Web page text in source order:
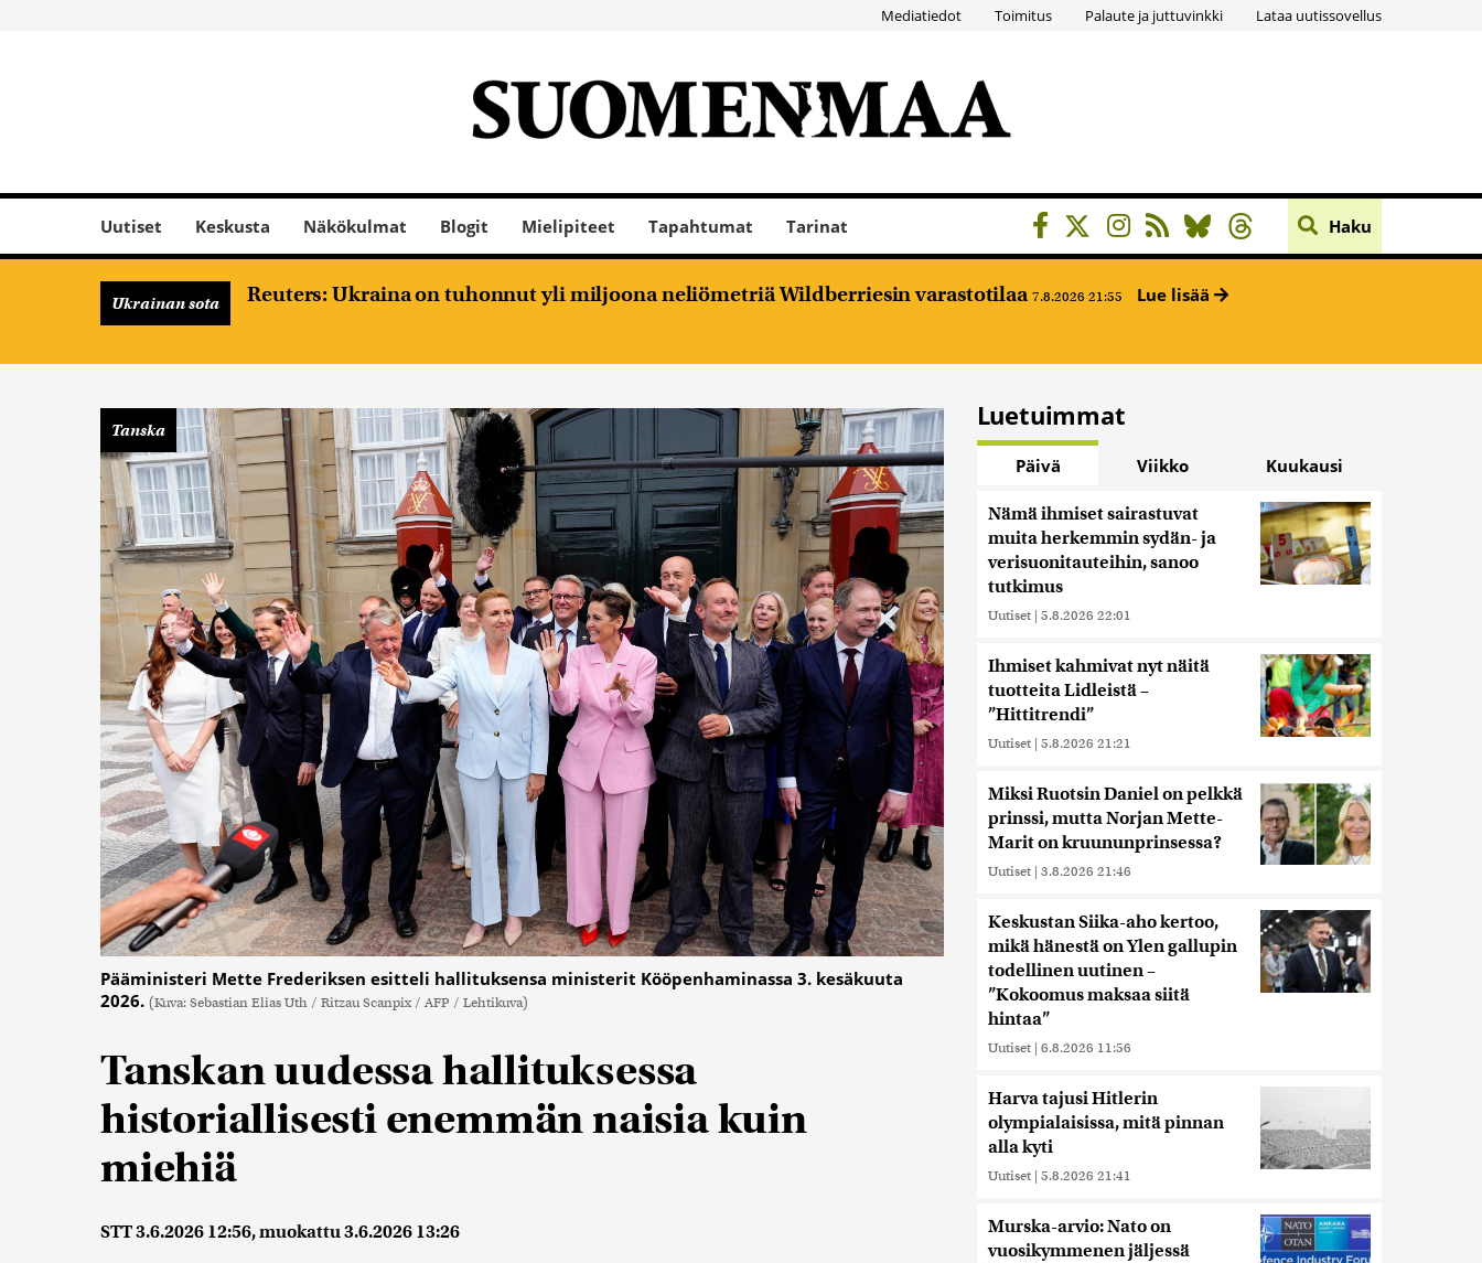
Mediatiedot Toimitus Palaute ja juttuvinkki Lataa uutissovellus
Uutiset Keskusta Näkökulmat Blogit Mielipiteet Tapahtumat Tarinat Haku
Ukrainan sota Reuters: Ukraina on tuhonnut yli miljoona neliömetriä Wildberriesin varastotilaa 7.8.2026 21:55 Lue lisää
Tanska
Pääministeri Mette Frederiksen esitteli hallituksensa ministerit Kööpenhaminassa 3. kesäkuuta
2026. (Kuva: Sebastian Elias Uth / Ritzau Scanpix / AFP / Lehtikuva)
Tanskan uudessa hallituksessa
historiallisesti enemmän naisia kuin
miehiä
STT3.6.2026 12:56, muokattu3.6.2026 13:26
Luetuimmat
Päivä Viikko Kuukausi
Nämä ihmiset sairastuvat
muita herkemmin sydän- ja
verisuonitauteihin, sanoo
tutkimus
Uutiset | 5.8.2026 22:01
Ihmiset kahmivat nyt näitä
tuotteita Lidleistä –
”Hittitrendi”
Uutiset | 5.8.2026 21:21
Miksi Ruotsin Daniel on pelkkä
prinssi, mutta Norjan Mette-
Marit on kruununprinsessa?
Uutiset | 3.8.2026 21:46
Keskustan Siika-aho kertoo,
mikä hänestä on Ylen gallupin
todellinen uutinen –
”Kokoomus maksaa siitä
hintaa”
Uutiset | 6.8.2026 11:56
Harva tajusi Hitlerin
olympialaisissa, mitä pinnan
alla kyti
Uutiset | 5.8.2026 21:41
Murska-arvio: Nato on
vuosikymmenen jäljessä